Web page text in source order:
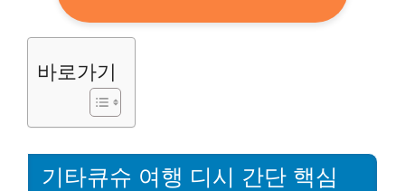
바로가기
기타큐슈 여행 디시 간단 핵심